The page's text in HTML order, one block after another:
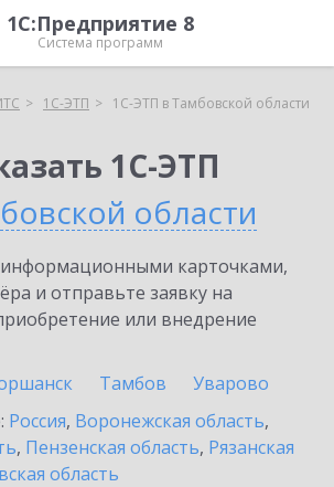
1С:Предприятие 8
Система программ
1С-ЭТП 1С-ЭТП в Тамбовской области
1С-ЭТП
области
карточками,
и отправьте заявку на
или внедрение
Тамбов
Уварово
Россия, Воронежская область,
, Пензенская область, Рязанская
область